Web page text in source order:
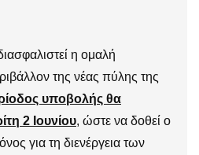
η ομαλή
της νέας πύλης της
υποβολής θα
2 Ιουνίου, ώστε να δοθεί ο
για τη διενέργεια των